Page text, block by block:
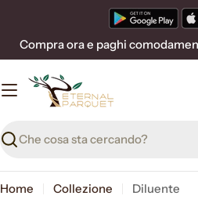
contenuto
Compra ora e paghi
Ricerca
Home Collezione Diluente